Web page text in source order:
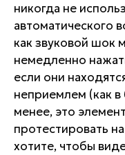
никогда не
автоматического
как звуковой шок
немедленно
если они
неприемлем (как
менее, это
протестировать
хотите, чтобы